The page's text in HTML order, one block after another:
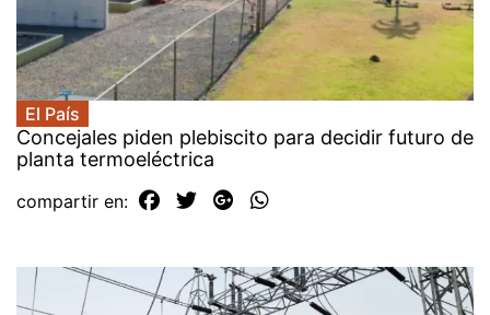
El País
Concejales piden plebiscito para decidir futuro de
planta termoeléctrica
compartir en: